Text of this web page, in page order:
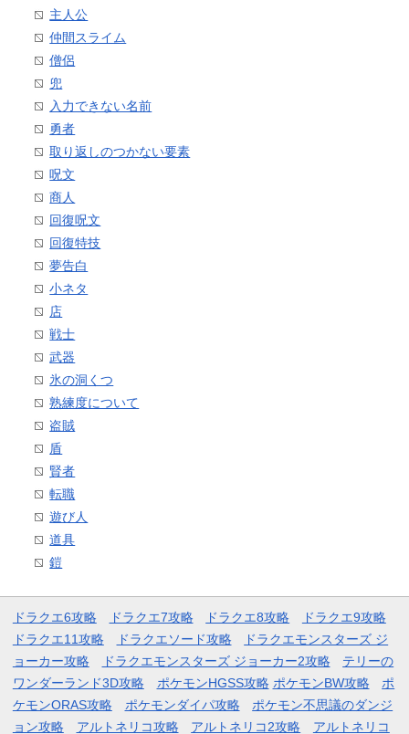
主人公
仲間スライム
僧侶
兜
入力できない名前
勇者
取り返しのつかない要素
呪文
商人
回復呪文
回復特技
夢告白
小ネタ
店
戦士
武器
氷の洞くつ
熟練度について
盗賊
盾
賢者
転職
遊び人
道具
鎧
ドラクエ6攻略 ドラクエ7攻略 ドラクエ8攻略
ドラクエ9攻略
ドラクエ11攻略
ドラクエソード攻略
ドラクエモンスターズ ジ
ョーカー攻略
ドラクエモンスターズ ジョーカー2攻略
テリーの
ワンダーランド3D攻略
ポケモンHGSS攻略 ポケモンBW攻略
ポ
ケモンORAS攻略
ポケモンダイパ攻略
ポケモン不思議のダンジ
ョン攻略
アルトネリコ攻略 アルトネリコ2攻略 アルトネリコ